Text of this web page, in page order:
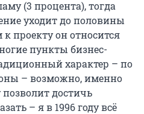
(3 процента), тогда
уходит до половины
проекту он относится
пункты бизнес-
характер – по
– возможно, именно
достичь
– я в 1996 году всё